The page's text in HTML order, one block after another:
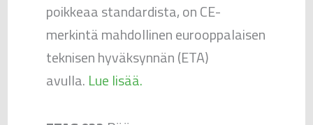
poikkeaa standardista, on CE-
merkintä mahdollinen eurooppalaisen
teknisen hyväksynnän (ETA)
avulla. Lue lisää.